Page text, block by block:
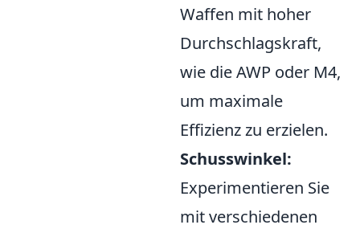
Waffen mit hoher
Durchschlagskraft,
wie die AWP oder M4,
um maximale
Effizienz zu erzielen.
Schusswinkel:
Experimentieren Sie
mit verschiedenen